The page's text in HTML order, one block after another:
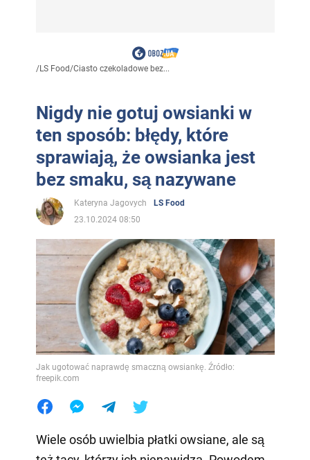
/LS Food/Ciasto czekoladowe bez...
Nigdy nie gotuj owsianki w
ten sposób: błędy, które
sprawiają, że owsianka jest
bez smaku, są nazywane
Kateryna Jagovych
LS Food
23.10.2024 08:50
Jak ugotować naprawdę smaczną owsiankę. Źródło:
freepik.com
Wiele osób uwielbia płatki owsiane, ale są